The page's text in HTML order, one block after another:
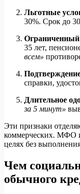
Льготные
30%. Срок до
Ограниченный
35 лет,
всем»
справки,
Длительное
за 5 минут»
Эти признаки
коммерческих. МФО
целях без
Чем
обычного